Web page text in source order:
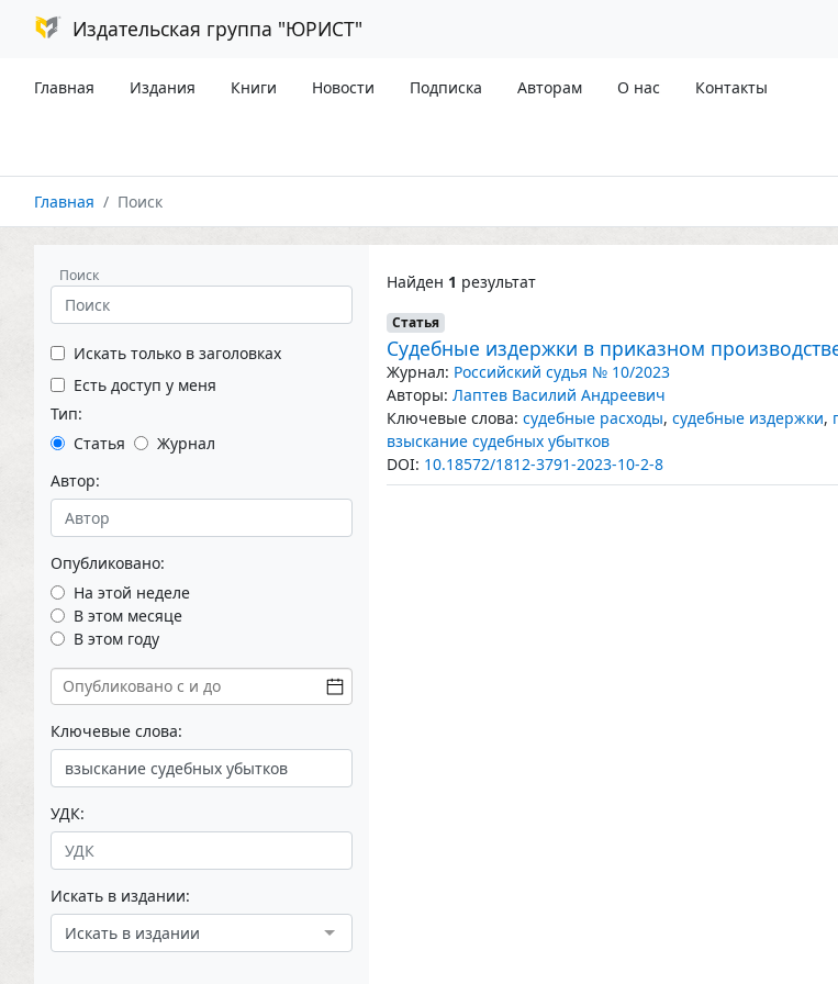
Издательская группа "ЮРИСТ"
Главная Издания Книги Новости Подписка Авторам О нас Контакты
Главная Поиск
Поиск
Искать только в заголовках
Есть доступ у меня
Тип:
Статья
Журнал
Автор:
Опубликовано:
На этой неделе
В этом месяце
В этом году
Ключевые слова:
УДК:
Искать в издании:
Искать в издании
Найден 1 результат
Статья
Судебные издержки в приказном
Журнал: Российский судья № 10/2023
Авторы: Лаптев Василий Андреевич
Ключевые слова: судебные расходы, судебные издержки,
взыскание судебных убытков
DOI: 10.18572/1812-3791-2023-10-2-8